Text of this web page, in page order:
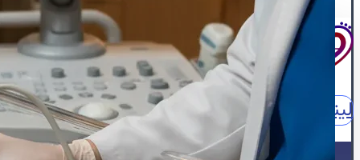
لینکدین اینستاگرام آپاراتواتساپواتساپ مشاوره